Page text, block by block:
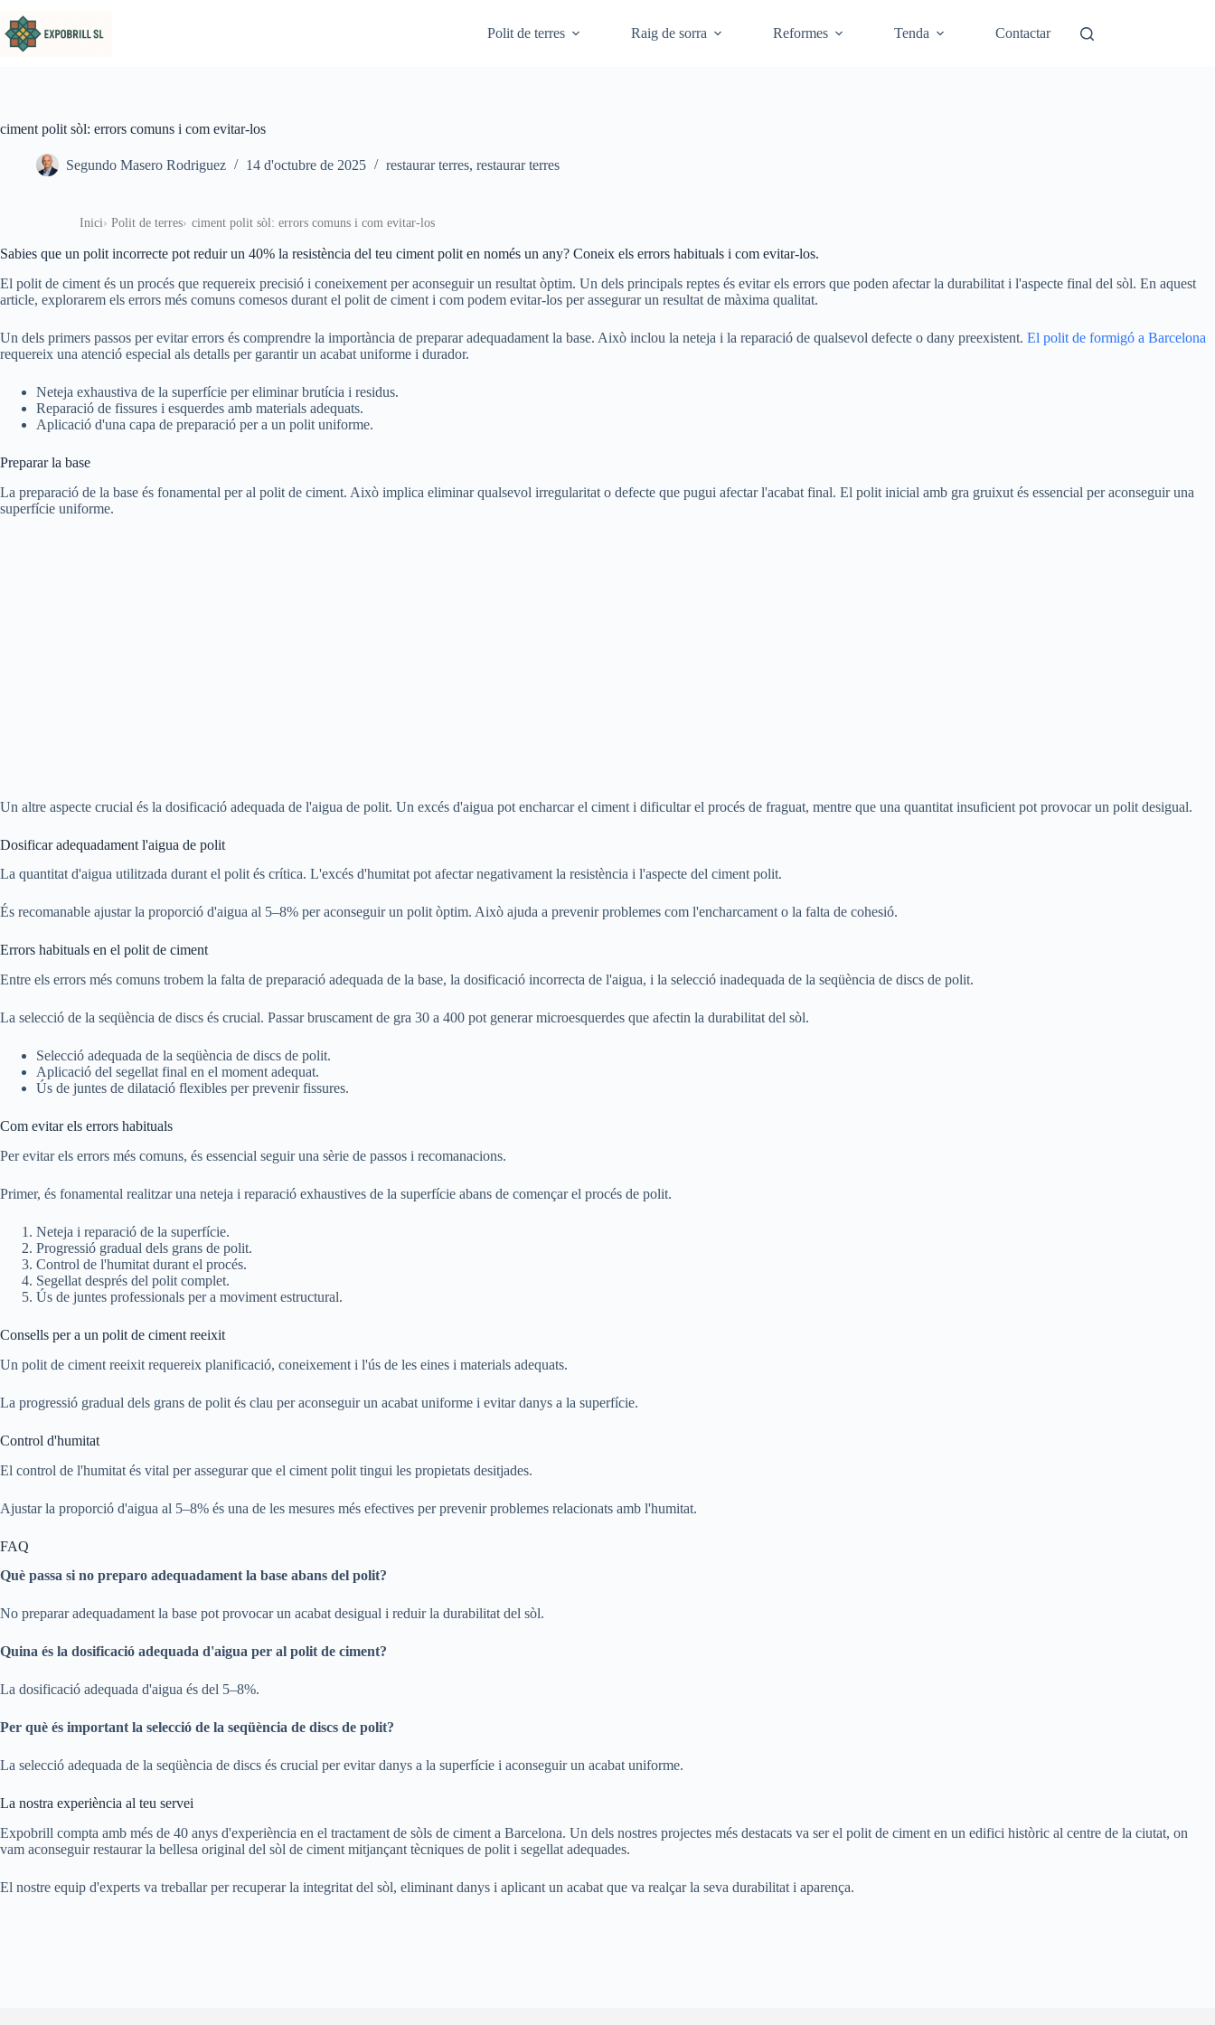
Polit de terres
Raig de sorra Reformes Tenda Contactar
ciment polit sòl: errors comuns i com evitar-los
Segundo Masero Rodriguez 14 d'octubre de 2025 restaurar terres, restaurar terres
Inici Polit de terres ciment polit sòl: errors comuns i com evitar-los
Sabies que un polit incorrecte pot reduir un 40% la resistència del teu ciment polit en només un any? Coneix els errors habituals i com evitar-los.
El polit de ciment és un procés que requereix precisió i coneixement per aconseguir un resultat òptim. Un dels principals reptes és evitar els errors que poden afectar la durabilitat i l'aspecte final del sòl. En aquest
article, explorarem els errors més comuns comesos durant el polit de ciment i com podem evitar-los per assegurar un resultat de màxima qualitat.
Un dels primers passos per evitar errors és comprendre la importància de preparar adequadament la base. Això inclou la neteja i la reparació de qualsevol defecte o dany preexistent. El polit de formigó a Barcelona
requereix una atenció especial als detalls per garantir un acabat uniforme i durador.
Neteja exhaustiva de la superfície per eliminar brutícia i residus.
Reparació de fissures i esquerdes amb materials adequats.
Aplicació d'una capa de preparació per a un polit uniforme.
Preparar la base
La preparació de la base és fonamental per al polit de ciment. Això implica eliminar qualsevol irregularitat o defecte que pugui afectar l'acabat final. El polit inicial amb gra gruixut és essencial per aconseguir una
superfície uniforme.
Un altre aspecte crucial és la dosificació adequada de l'aigua de polit. Un excés d'aigua pot encharcar el ciment i dificultar el procés de fraguat, mentre que una quantitat insuficient pot provocar un polit desigual.
Dosificar adequadament l'aigua de polit
La quantitat d'aigua utilitzada durant el polit és crítica. L'excés d'humitat pot afectar negativament la resistència i l'aspecte del ciment polit.
És recomanable ajustar la proporció d'aigua al 5–8% per aconseguir un polit òptim. Això ajuda a prevenir problemes com l'encharcament o la falta de cohesió.
Errors habituals en el polit de ciment
Entre els errors més comuns trobem la falta de preparació adequada de la base, la dosificació incorrecta de l'aigua, i la selecció inadequada de la seqüència de discs de polit.
La selecció de la seqüència de discs és crucial. Passar bruscament de gra 30 a 400 pot generar microesquerdes que afectin la durabilitat del sòl.
Selecció adequada de la seqüència de discs de polit.
Aplicació del segellat final en el moment adequat.
Ús de juntes de dilatació flexibles per prevenir fissures.
Com evitar els errors habituals
Per evitar els errors més comuns, és essencial seguir una sèrie de passos i recomanacions.
Primer, és fonamental realitzar una neteja i reparació exhaustives de la superfície abans de començar el procés de polit.
Neteja i reparació de la superfície.
Progressió gradual dels grans de polit.
Control de l'humitat durant el procés.
Segellat després del polit complet.
Ús de juntes professionals per a moviment estructural.
Consells per a un polit de ciment reeixit
Un polit de ciment reeixit requereix planificació, coneixement i l'ús de les eines i materials adequats.
La progressió gradual dels grans de polit és clau per aconseguir un acabat uniforme i evitar danys a la superfície.
Control d'humitat
El control de l'humitat és vital per assegurar que el ciment polit tingui les propietats desitjades.
Ajustar la proporció d'aigua al 5–8% és una de les mesures més efectives per prevenir problemes relacionats amb l'humitat.
FAQ
Què passa si no preparo adequadament la base abans del polit?
No preparar adequadament la base pot provocar un acabat desigual i reduir la durabilitat del sòl.
Quina és la dosificació adequada d'aigua per al polit de ciment?
La dosificació adequada d'aigua és del 5–8%.
Per què és important la selecció de la seqüència de discs de polit?
La selecció adequada de la seqüència de discs és crucial per evitar danys a la superfície i aconseguir un acabat uniforme.
La nostra experiència al teu servei
Expobrill compta amb més de 40 anys d'experiència en el tractament de sòls de ciment a Barcelona. Un dels nostres projectes més destacats va ser el polit de ciment en un edifici històric al centre de la ciutat, on
vam aconseguir restaurar la bellesa original del sòl de ciment mitjançant tècniques de polit i segellat adequades.
El nostre equip d'experts va treballar per recuperar la integritat del sòl, eliminant danys i aplicant un acabat que va realçar la seva durabilitat i aparença.